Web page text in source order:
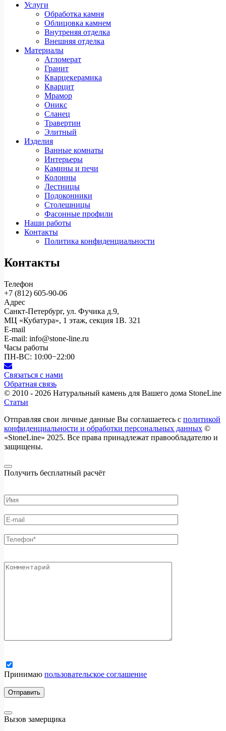
Услуги
Обработка камня
Облицовка камнем
Внутреняя отделка
Внешняя отделка
Материалы
Агломерат
Гранит
Кварцекерамика
Кварцит
Мрамор
Оникс
Сланец
Травертин
Элитный
Изделия
Ванные комнаты
Интерьеры
Камины и печи
Колонны
Лестницы
Подоконники
Столешницы
Фасонные профили
Наши работы
Контакты
Политика конфиденциальности
Контакты
Телефон
+7 (812) 605-90-06
Адрес
Санкт-Петербург, ул. Фучика д.9,
МЦ «Кубатура», 1 этаж, секция 1В. 321
E-mail
E-mail: info@stone-line.ru
Часы работы
ПН-ВС: 10:00−22:00
Связаться с нами
Обратная связь
© 2010 - 2026 Натуральный камень для Вашего дома StoneLine
Статьи
Отправляя свои личные данные Вы соглашаетесь с политикой
конфиденциальности и обработки персональных данных ©
«StoneLine» 2025. Все права принадлежат правообладателю и
защищены.
Получить бесплатный расчёт
Принимаю пользовательское соглашение
Вызов замерщика